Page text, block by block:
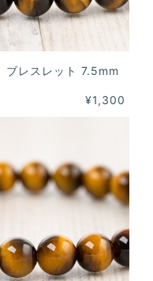
レスレット 7.5mm
¥1,300